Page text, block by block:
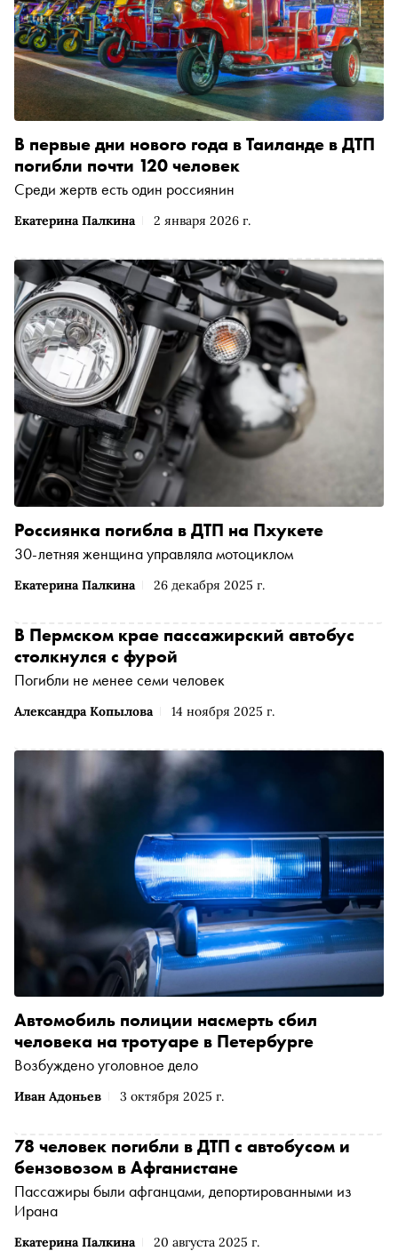
Екатерина Палкина 2 января 2026 г.
В первые дни нового года в Таиланде в ДТП
погибли почти 120 человек
Среди жертв есть один россиянин
Екатерина Палкина 26 декабря 2025 г.
Россиянка погибла в ДТП на Пхукете
30-летняя женщина управляла мотоциклом
Александра Копылова 14 ноября 2025 г.
В Пермском крае пассажирский автобус
столкнулся с фурой
Погибли не менее семи человек
Иван Адоньев 3 октября 2025 г.
Автомобиль полиции насмерть сбил
человека на тротуаре в Петербурге
Возбуждено уголовное дело
Екатерина Палкина 20 августа 2025 г.
78 человек погибли в ДТП с автобусом и
бензовозом в Афганистане
Пассажиры были афганцами, депортированными из
Ирана